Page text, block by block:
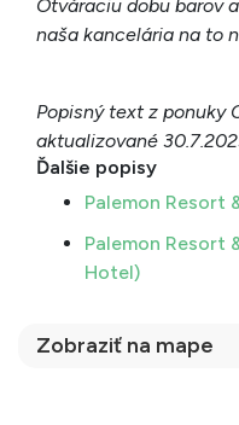
Otváraciu dobu barov
naša kancelária na to
Popisný text z ponuky
aktualizované
Ďalšie popisy
Palemon Resort
Palemon Resort
Hotel)
Zobraziť na mape